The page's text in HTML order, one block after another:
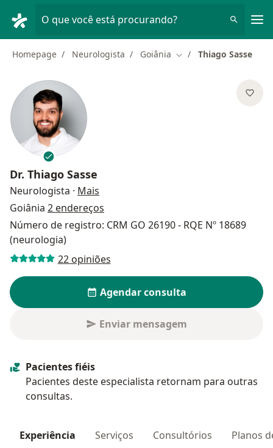
O que você está procurando?
Homepage Neurologista Goiânia Mudar de cidade
Thiago Sasse
Dr. Thiago Sasse
Neurologista · Mais
Goiânia 2 endereços
Número de registro: CRM GO 26190 - RQE Nº 18689
(neurologia)
22 opiniões
Agendar consulta
Enviar mensagem
Pacientes fiéis
Pacientes deste especialista retornam para outras
consultas.
Experiência Serviços Consultórios Planos